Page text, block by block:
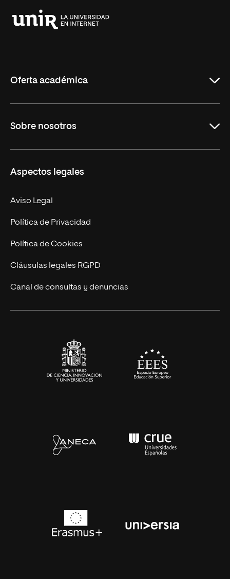
Oferta académica
Másteres Oficiales
Doctorados
Experto Universitario
Postgrados
Cursos Universitarios
Sobre nosotros
Facultades
Nuestro Equipo
Trabaja en UNIR
Actualidad
UNIR Revista
Eventos
Aspectos legales
Aviso Legal
Política de Privacidad
Política de Cookies
Cláusulas legales RGPD
Canal de consultas y denuncias